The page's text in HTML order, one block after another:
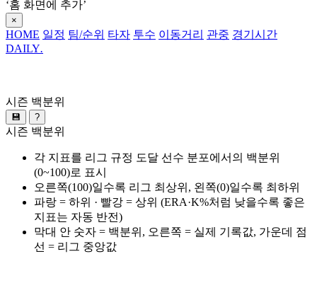
‘홈 화면에 추가’
×
HOME 일정 팀/순위 타자 투수 이동거리 관중 경기시간
DAILY.
시즌 백분위
💾 ?
시즌 백분위
각 지표를 리그 규정 도달 선수 분포에서의 백분위
(0~100)로 표시
오른쪽(100)일수록 리그 최상위, 왼쪽(0)일수록 최하위
파랑 = 하위 · 빨강 = 상위 (ERA·K%처럼 낮을수록 좋은
지표는 자동 반전)
막대 안 숫자 = 백분위, 오른쪽 = 실제 기록값, 가운데 점
선 = 리그 중앙값